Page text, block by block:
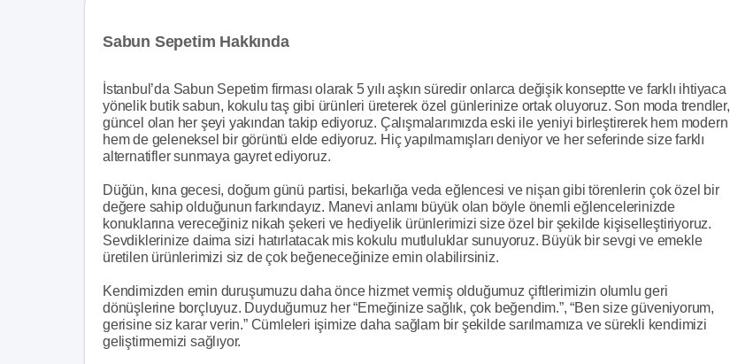
Sabun Sepetim Hakkında
İstanbul’da Sabun Sepetim firması olarak 5 yılı aşkın süredir onlarca değişik konseptte ve farklı ihtiyaca
yönelik butik sabun, kokulu taş gibi ürünleri üreterek özel günlerinize ortak oluyoruz. Son moda trendler,
güncel olan her şeyi yakından takip ediyoruz. Çalışmalarımızda eski ile yeniyi birleştirerek hem modern
hem de geleneksel bir görüntü elde ediyoruz. Hiç yapılmamışları deniyor ve her seferinde size farklı
alternatifler sunmaya gayret ediyoruz.
Düğün, kına gecesi, doğum günü partisi, bekarlığa veda eğlencesi ve nişan gibi törenlerin çok özel bir
değere sahip olduğunun farkındayız. Manevi anlamı büyük olan böyle önemli eğlencelerinizde
konuklarına vereceğiniz nikah şekeri ve hediyelik ürünlerimizi size özel bir şekilde kişiselleştiriyoruz.
Sevdiklerinize daima sizi hatırlatacak mis kokulu mutluluklar sunuyoruz. Büyük bir sevgi ve emekle
üretilen ürünlerimizi siz de çok beğeneceğinize emin olabilirsiniz.
Kendimizden emin duruşumuzu daha önce hizmet vermiş olduğumuz çiftlerimizin olumlu geri
dönüşlerine borçluyuz. Duyduğumuz her “Emeğinize sağlık, çok beğendim.”, “Ben size güveniyorum,
gerisine siz karar verin.” Cümleleri işimize daha sağlam bir şekilde sarılmamıza ve sürekli kendimizi
geliştirmemizi sağlıyor.